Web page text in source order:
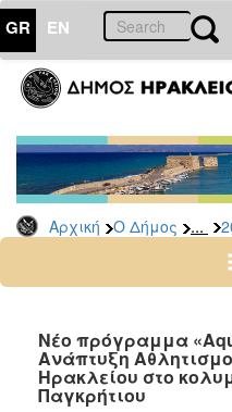
GR EN
Αρχική Ο Δήμος ...
ΔΗΜΟΣ
Δελτία
Τύπου
Αρχείο
2026
2024
2022
2021
Νέο πρόγραμμα
Aνάπτυξη
Ηρακλείου στο
Παγκρήτιου